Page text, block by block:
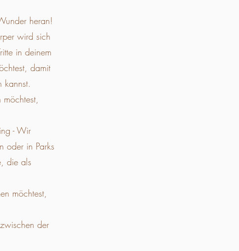
heran!
wird sich
in deinem
damit
kannst.
- Wir
oder in Parks
die als
möchtest,
der